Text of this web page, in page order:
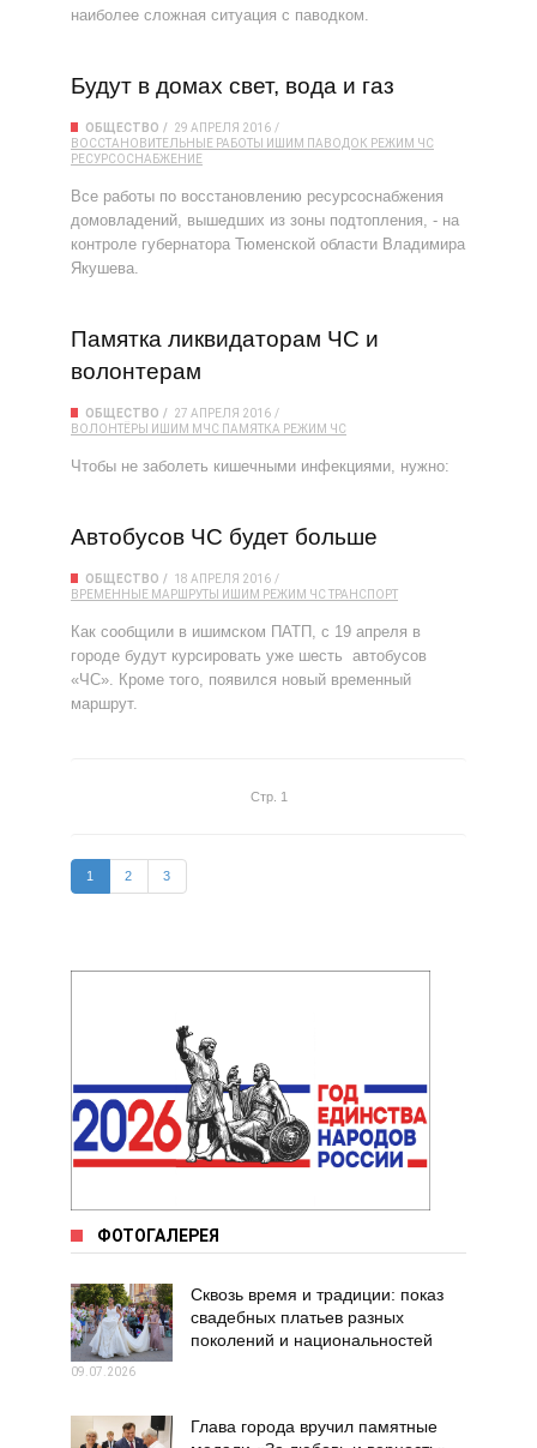
наиболее сложная ситуация с паводком.
Будут в домах свет, вода и газ
ОБЩЕСТВО
29 АПРЕЛЯ 2016
ВОССТАНОВИТЕЛЬНЫЕ РАБОТЫ
ИШИМ ПАВОДОК РЕЖИМ ЧС
РЕСУРСОСНАБЖЕНИЕ
Все работы по восстановлению ресурсоснабжения
домовладений, вышедших из зоны подтопления, - на
контроле губернатора Тюменской области Владимира
Якушева.
Памятка ликвидаторам ЧС и
волонтерам
ОБЩЕСТВО
27 АПРЕЛЯ 2016
ВОЛОНТЁРЫ
ИШИМ МЧС ПАМЯТКА РЕЖИМ ЧС
Чтобы не заболеть кишечными инфекциями, нужно:
Автобусов ЧС будет больше
ОБЩЕСТВО
18 АПРЕЛЯ 2016
ВРЕМЕННЫЕ МАРШРУТЫ
ИШИМ РЕЖИМ ЧС ТРАНСПОРТ
Как сообщили в ишимском ПАТП, с 19 апреля в
городе будут курсировать уже шесть автобусов
«ЧС». Кроме того, появился новый временный
маршрут.
Стр. 1
1 2 3
ФОТОГАЛЕРЕЯ
Сквозь время и традиции: показ
свадебных платьев разных
поколений и национальностей
09.07.2026
Глава города вручил памятные